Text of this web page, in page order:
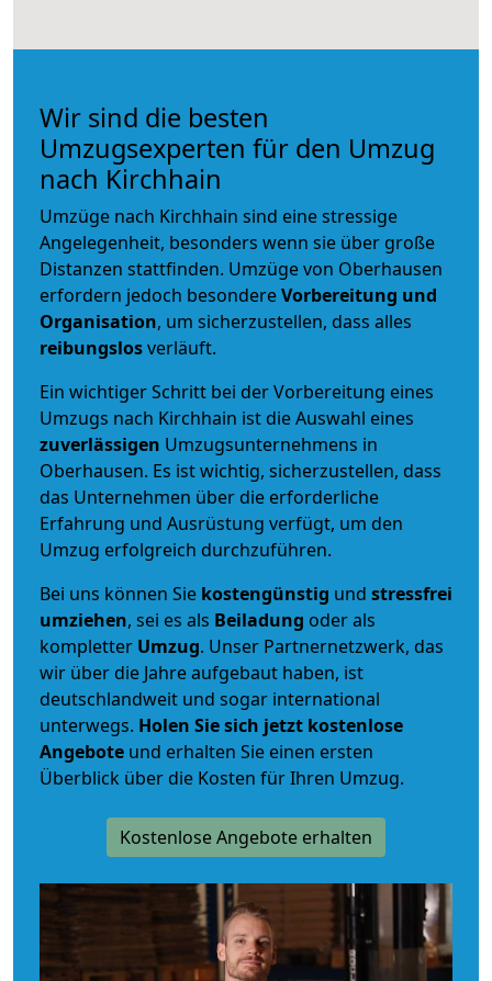
Wir sind die besten
Umzugsexperten für den Umzug
nach Kirchhain
Umzüge nach Kirchhain sind eine stressige
Angelegenheit, besonders wenn sie über große
Distanzen stattfinden. Umzüge von Oberhausen
erfordern jedoch besondereVorbereitung und
Organisation, um sicherzustellen, dass alles
reibungslosverläuft.
Ein wichtiger Schritt bei der Vorbereitung eines
Umzugs nach Kirchhain ist die Auswahl eines
zuverlässigen Umzugsunternehmens in
Oberhausen. Es ist wichtig, sicherzustellen, dass
das Unternehmen über die erforderliche
Erfahrung und Ausrüstung verfügt, um den
Umzug erfolgreich durchzuführen.
Bei uns können Sie kostengünstig und stressfrei
umziehen, sei es als Beiladung oder als
kompletter Umzug. Unser Partnernetzwerk, das
wir über die Jahre aufgebaut haben, ist
deutschlandweit und sogar international
unterwegs. Holen Sie sich jetzt kostenlose
Angebote und erhalten Sie einen ersten
Überblick über die Kosten für Ihren Umzug.
Kostenlose Angebote erhalten